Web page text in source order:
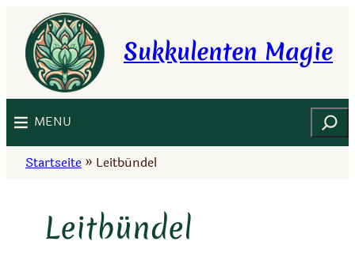
Inhalt
springen
Sukkulenten Magie
MENU Suchen
Startseite » Leitbündel
Leitbündel